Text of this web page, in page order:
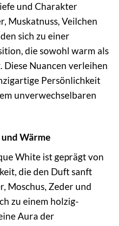
und Charakter
Muskatnuss, Veilchen
sich zu einer
die sowohl warm als
Nuancen verleihen
Persönlichkeit
unverwechselbaren
Wärme
White ist geprägt von
die den Duft sanft
Moschus, Zeder und
zu einem holzig-
Aura der